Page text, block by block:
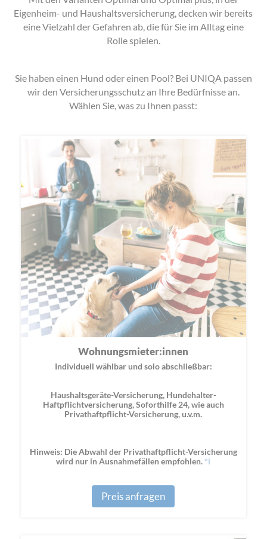
Eigenheim- und Haushaltsversicherung, decken wir bereits
eine Vielzahl der Gefahren ab, die für Sie im Alltag eine
Rolle spielen.
Sie haben einen Hund oder einen Pool? Bei UNIQA passen
wir den Versicherungsschutz an Ihre Bedürfnisse an.
Wählen Sie, was zu Ihnen passt:
Wohnungsmieter:innen
Individuell wählbar und solo abschließbar:
Haushaltsgeräte-Versicherung, Hundehalter-
Haftpflichtversicherung, Soforthilfe 24, wie auch
Privathaftpflicht-Versicherung, u.v.m.
Hinweis: Die Abwahl der Privathaftpflicht-Versicherung
wird nur in Ausnahmefällen empfohlen.*i
Preis anfragen